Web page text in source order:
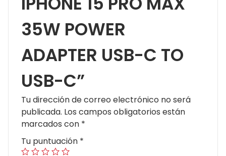
35W POWER
ADAPTER USB-C TO
USB-C”
Tu dirección de correo electrónico no será
publicada. Los campos obligatorios están
marcados con *
Tu puntuación *